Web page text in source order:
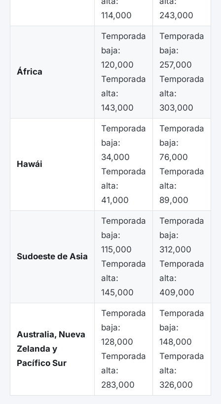
114,000
243,000
África
Temporada
baja:
120,000
Temporada
alta:
143,000
Temporada
baja:
257,000
Temporada
alta:
303,000
Hawái
Temporada
baja:
34,000
Temporada
alta:
41,000
Temporada
baja:
76,000
Temporada
alta:
89,000
Sudoeste de Asia
Temporada
baja:
115,000
Temporada
alta:
145,000
Temporada
baja:
312,000
Temporada
alta:
409,000
Australia, Nueva
Zelanda y
Pacífico Sur
Temporada
baja:
128,000
Temporada
alta:
283,000
Temporada
baja:
148,000
Temporada
alta:
326,000